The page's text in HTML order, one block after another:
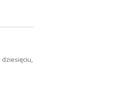
dziesięciu,